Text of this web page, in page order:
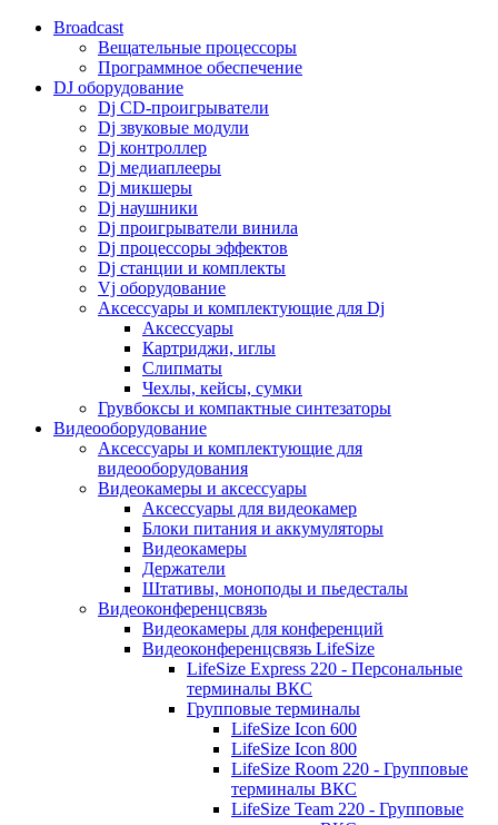
Broadcast
Вещательные процессоры
Программное обеспечение
DJ оборудование
Dj CD-проигрыватели
Dj звуковые модули
Dj контроллер
Dj медиаплееры
Dj микшеры
Dj наушники
Dj проигрыватели винила
Dj процессоры эффектов
Dj станции и комплекты
Vj оборудование
Аксессуары и комплектующие для Dj
Аксессуары
Картриджи, иглы
Слипматы
Чехлы, кейсы, сумки
Грувбоксы и компактные синтезаторы
Видеооборудование
Аксессуары и комплектующие для
видеооборудования
Видеокамеры и аксессуары
Аксессуары для видеокамер
Блоки питания и аккумуляторы
Видеокамеры
Держатели
Штативы, моноподы и пьедесталы
Видеоконференцсвязь
Видеокамеры для конференций
Видеоконференцсвязь LifeSize
LifeSize Express 220 - Персональные
терминалы ВКС
Групповые терминалы
LifeSize Icon 600
LifeSize Icon 800
LifeSize Room 220 - Групповые
терминалы ВКС
LifeSize Team 220 - Групповые